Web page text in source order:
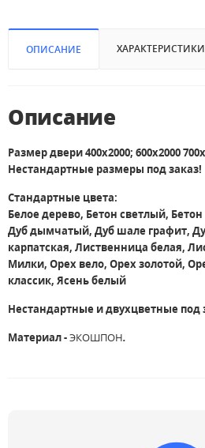
ОПИСАНИЕ ХАРАКТЕРИСТИКИ
Описание
Размер двери 400х2000; 600х2000
Нестандартные размеры под заказ!
Стандартные цвета:
Белое дерево, Бетон светлый,
Дуб дымчатый, Дуб шале графит,
карпатская, Лиственница белая,
Милки, Орех вело, Орех золотой,
классик, Ясень белый
Нестандартные и двухцветные под
Материал -ЭКОШПОН.